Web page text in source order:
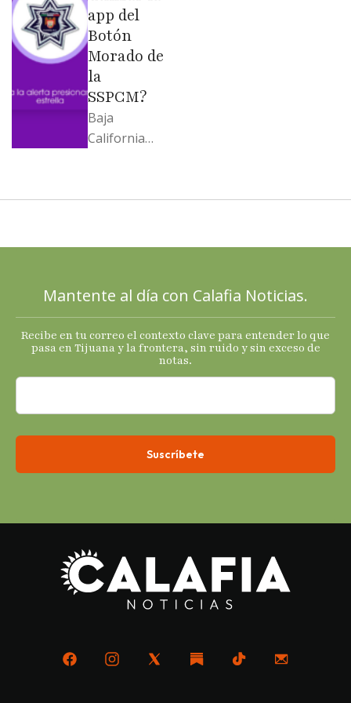
…
app del
Botón
Morado de
la
SSPCM?
Baja
California
2025 con
termómetro
s
económicos.
Mantente al día con Calafia Noticias.
Recibe en tu correo el contexto clave para entender lo que
pasa en Tijuana y la frontera, sin ruido y sin exceso de
notas.